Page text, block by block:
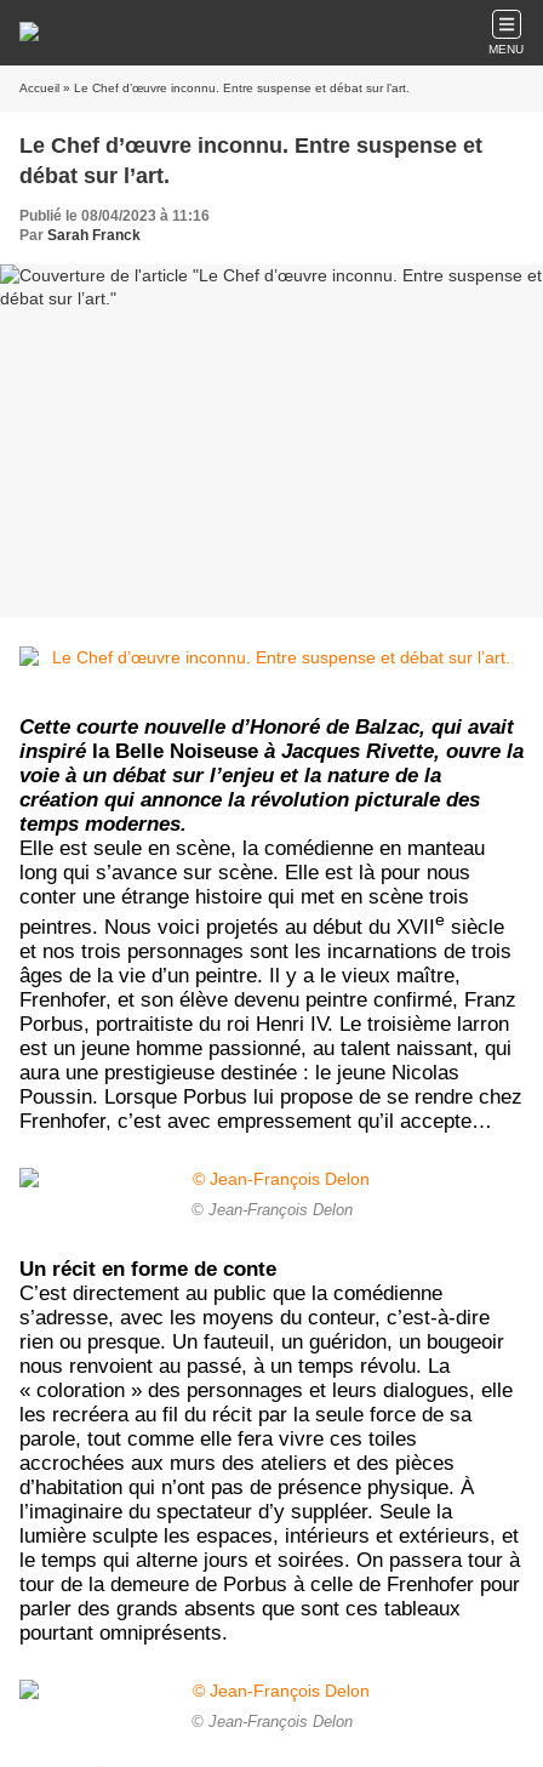
MENU
Accueil » Le Chef d’œuvre inconnu. Entre suspense et débat sur l’art.
Le Chef d’œuvre inconnu. Entre suspense et
débat sur l’art.
Publié le 08/04/2023 à 11:16
Par Sarah Franck
Cette courte nouvelle d’Honoré de Balzac, qui avait
inspiré la Belle Noiseuse à Jacques Rivette, ouvre la
voie à un débat sur l’enjeu et la nature de la
création qui annonce la révolution picturale des
temps modernes.
Elle est seule en scène, la comédienne en manteau
long qui s’avance sur scène. Elle est là pour nous
conter une étrange histoire qui met en scène trois
peintres. Nous voici projetés au début du XVIIe siècle
et nos trois personnages sont les incarnations de trois
âges de la vie d’un peintre. Il y a le vieux maître,
Frenhofer, et son élève devenu peintre confirmé, Franz
Porbus, portraitiste du roi Henri IV. Le troisième larron
est un jeune homme passionné, au talent naissant, qui
aura une prestigieuse destinée : le jeune Nicolas
Poussin. Lorsque Porbus lui propose de se rendre chez
Frenhofer, c’est avec empressement qu’il accepte…
© Jean-François Delon
Un récit en forme de conte
C’est directement au public que la comédienne
s’adresse, avec les moyens du conteur, c’est-à-dire
rien ou presque. Un fauteuil, un guéridon, un bougeoir
nous renvoient au passé, à un temps révolu. La
« coloration » des personnages et leurs dialogues, elle
les recréera au fil du récit par la seule force de sa
parole, tout comme elle fera vivre ces toiles
accrochées aux murs des ateliers et des pièces
d’habitation qui n’ont pas de présence physique. À
l’imaginaire du spectateur d’y suppléer. Seule la
lumière sculpte les espaces, intérieurs et extérieurs, et
le temps qui alterne jours et soirées. On passera tour à
tour de la demeure de Porbus à celle de Frenhofer pour
parler des grands absents que sont ces tableaux
pourtant omniprésents.
© Jean-François Delon